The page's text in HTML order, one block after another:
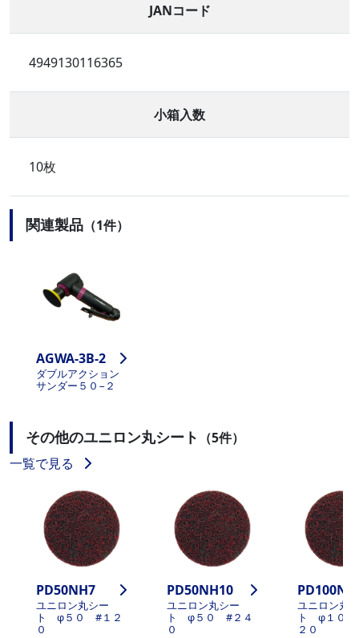
JANコード
4949130116365
小箱入数
10枚
関連製品 （1件）
AGWA-3B-2
ダブルアクション
サンダー５０−２
その他のユニロン丸シート （5件）
一覧で見る
PD50NH7
ユニロン丸シー
ト φ５０ #１２
０
PD50NH10
ユニロン丸シー
ト φ５０ #２４
０
ユニロン丸
ト φ１０
２０